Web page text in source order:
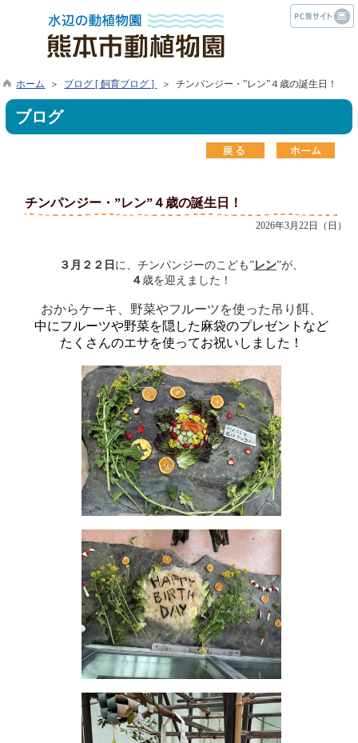
ホーム ＞ ブログ [ 飼育ブログ ] ＞ チンパンジー・”レン”４歳の誕生日！
ブログ
チンパンジー・”レン”４歳の誕生日！
2026年3月22日（日）
３月２２日 に、チンパンジーのこども”レン”が、
４歳を迎えました！
おからケーキ、野菜やフルーツを使った吊り餌、
中にフルーツや野菜を隠した麻袋のプレゼントなど
たくさんのエサを使ってお祝いしました！